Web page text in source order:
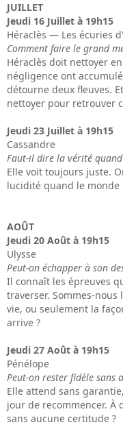
JUILLET
Jeudi 16 Juillet à 19h15
Héraclès — Les écuries
Comment faire le grand
Héraclès doit nettoyer
négligence ont
détourne deux fleuves.
nettoyer pour retrouver
Jeudi 23 Juillet à 19h15
Cassandre
Faut-il dire la vérité
Elle voit toujours juste.
lucidité quand le
AOÛT
Jeudi 20 Août à 19h15
Ulysse
Peut-on échapper à son
Il connaît les épreuves
traverser. Sommes-
vie, ou seulement la
arrive ?
Jeudi 27 Août à 19h15
Pénélope
Peut-on rester fidèle sans
Elle attend sans
jour de recommencer.
sans aucune certitude ?